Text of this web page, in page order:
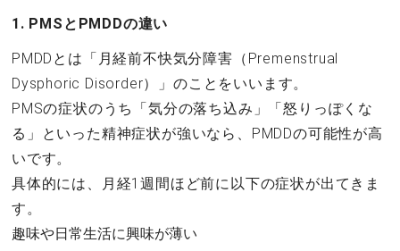
1. PMSとPMDDの違い
PMDDとは「月経前不快気分障害（Premenstrual
Dysphoric Disorder）」のことをいいます。
PMSの症状のうち「気分の落ち込み」「怒りっぽくな
る」といった精神症状が強いなら、PMDDの可能性が高
いです。
具体的には、月経1週間ほど前に以下の症状が出てきま
す。
趣味や日常生活に興味が薄い